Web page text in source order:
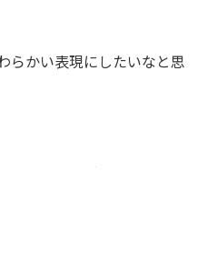
かい表現にしたいなと思